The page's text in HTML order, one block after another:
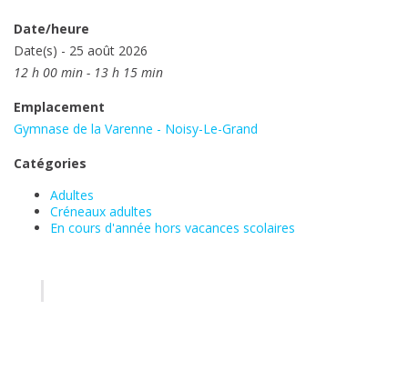
Date/heure
Date(s) - 25 août 2026
12 h 00 min - 13 h 15 min
Emplacement
Gymnase de la Varenne - Noisy-Le-Grand
Catégories
Adultes
Créneaux adultes
En cours d'année hors vacances scolaires